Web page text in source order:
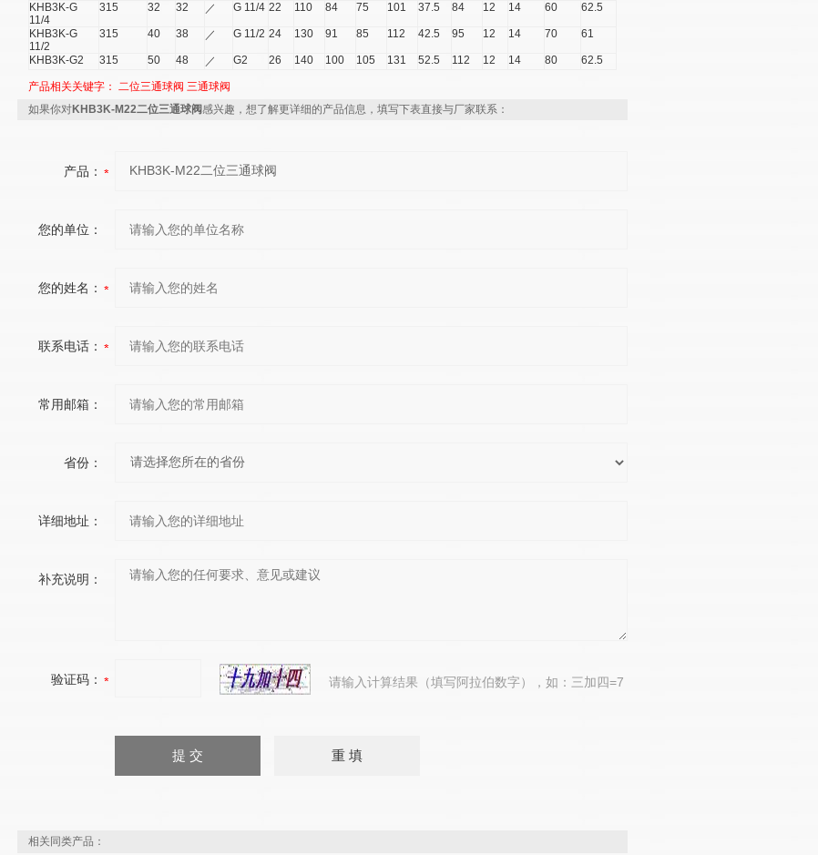
KHB3K-G
11/4
315 32 32 ／ G 11/4 22 110 84 75 101 37.5 84 12 14 60 62.5
KHB3K-G
11/2
315 40 38 ／ G 11/2 24 130 91 85 112 42.5 95 12 14 70 61
KHB3K-G2 315 50 48 ／ G2 26 140 100 105 131 52.5 112 12 14 80 62.5
产品相关关键字： 二位三通球阀 三通球阀
如果你对KHB3K-M22二位三通球阀感兴趣，想了解更详细的产品信息，填写下表直接与厂家联系：
产品：
您的单位：
您的姓名：
联系电话：
常用邮箱：
省份：
详细地址：
补充说明：
验证码： 请输入计算结果（填写阿拉伯数字），如：三加四=7
相关同类产品：